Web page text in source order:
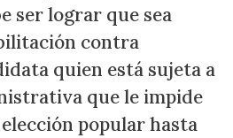
ser lograr que sea
contra
quien está sujeta a
que le impide
popular hasta